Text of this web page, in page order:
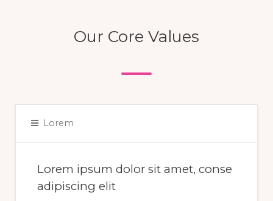
Our Core Values
Lorem
Lorem ipsum dolor sit amet, conse
adipiscing elit